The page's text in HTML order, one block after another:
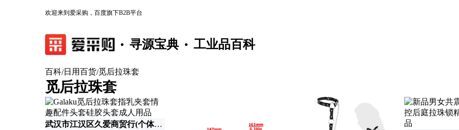
欢迎来到爱采购，百度旗下B2B平台
寻源宝典 工业品百科
百科/日用百货/觅后拉珠套
觅后拉珠套
武汉市江汉区久爱商贸行(个体工商户)